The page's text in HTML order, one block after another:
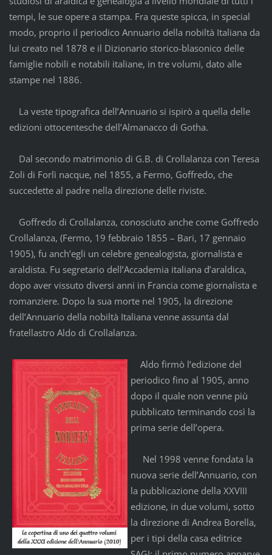
tempi, le sue opere a stampa. Fra queste spicca, in special
modo, proprio il periodico Annuario della nobiltà Italiana da
lui creato nel 1878 e il Dizionario storico-blasonico delle
famiglie nobili e notabili italiane, in tre volumi, dato alle
stampe nel 1886.
La veste tipografica dell’Annuario si ispirò a quella delle
edizioni ottocentesche dell’Almanacco di Gotha.
Dal secondo matrimonio di G.B. di Crollalanza con Teresa
Zoli di Forlì nacque, nel 1855, a Fermo, Goffredo, che
succedette al padre nella direzione delle riviste.
Goffredo di Crollalanza, conosciuto anche come Goffredo
Crollalanza, (Fermo, 19 febbraio 1855 – Bari, 17 gennaio
1905), fu anch’egli un celebre genealogista, giornalista e
araldista. Fu segretario dell’Accademia italiana d’araldica,
dopo aver vissuto diversi anni in Francia come giornalista e
romanziere. Dopo la sua morte nel 1905, la direzione
dell’Annuario della nobiltà Italiana venne assunta dal
fratellastro Aldo di Crollalanza.
Aldo firmò l’edizione del
periodico fino al 1905, anno
dopo il quale non venne più
pubblicato terminando così la
prima serie dell’opera.
Nel 1998 venne fondata la
nuova serie dell’Annuario, con
la pubblicazione della XXVIII
edizione, in due volumi, sotto
la direzione di Andrea Borella,
per i tipi della casa editrice